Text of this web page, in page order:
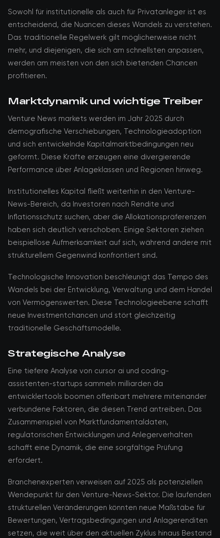
Sowohl für institutionelle als auch für Privatanleger ist es
entscheidend, die Nuancen dieses Wandels zu verstehen.
Das traditionelle Regelwerk gilt möglicherweise nicht
mehr, und diejenigen, die sich am schnellsten anpassen,
werden am meisten von den sich bietenden Chancen
profitieren.
Marktdynamik und wichtige Treiber
Venture News markets werden im Jahr 2025 durch
demografische Verschiebungen, Technologieadoption
und sich entwickelnde Kapitalmarktbedingungen neu
geformt. Diese Kräfte erzeugen eine divergierende
Performance über Anlageklassen und Regionen hinweg.
Institutionelles Kapital fließt weiterhin in den Venture-
News-Bereich, da Investoren nach Rendite und
Inflationsschutz suchen, aber die Allokationspräferenzen
haben sich deutlich verschoben. Einige Sektoren ziehen
beispiellose Aufmerksamkeit auf sich, während andere mit
strukturellem Gegenwind konfrontiert sind.
Technologische Innovation beschleunigt das Tempo des
Wandels bei der Entwicklung, Verwaltung und dem Handel
von Vermögenswerten. Diese Technologieebene schafft
neue Investmentchancen und stört gleichzeitig
traditionelle Geschäftsmodelle.
Strategische Analyse
Eine tiefere Analyse von cursor ai und coding-
assistenten-startups sammeln milliarden da
entwicklertools boomen offenbart mehrere miteinander
verbundene Faktoren, die diesen Trend antreiben. Das
Zusammenspiel von Marktfundamentaldaten,
regulatorischen Entwicklungen und Anlegerverhalten
schafft eine Dynamik, die eine sorgfältige Prüfung
erfordert.
Branchenexperten verweisen auf 2025 als potenziellen
Wendepunkt für den Venture-News-Sektor. Die laufenden
strukturellen Veränderungen könnten neue Maßstäbe für
Bewertungen, Vertragsbedingungen und Anlagerenditen
setzen, die weit über den aktuellen Zyklus hinaus Bestand